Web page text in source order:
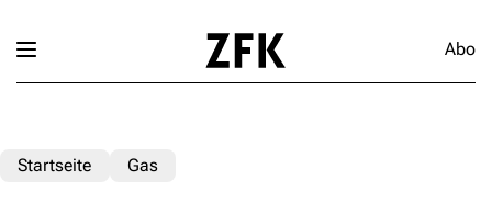
Abo
Startseite Gas